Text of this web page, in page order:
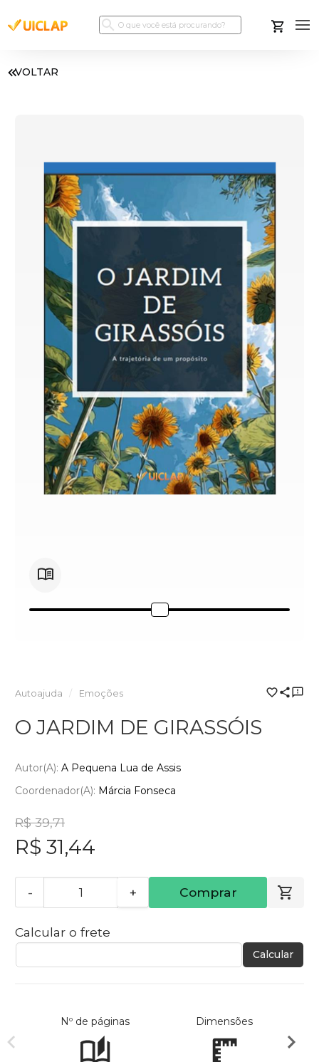
VOLTAR
Autoajuda Emoções
O JARDIM DE GIRASSÓIS
Autor(a): A Pequena Lua de Assis
Coordenador(a): Márcia Fonseca
R$ 39,71
R$ 31,44
- + Comprar
Calcular o frete
Calcular
Nº de páginas Dimensões